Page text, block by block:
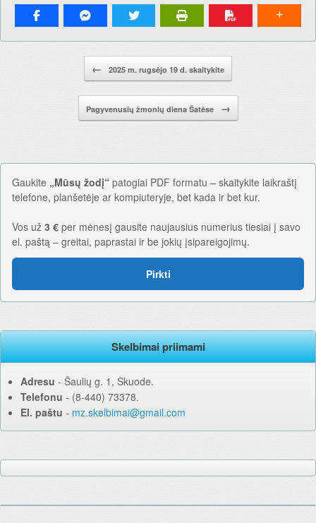
← 2025 m. rugsėjo 19 d. skaitykite
Pagyvenusių žmonių diena Šatėse →
Gaukite „Mūsų žodį“ patogiai PDF formatu – skaitykite laikraštį
telefone, planšetėje ar kompiuteryje, bet kada ir bet kur.
Vos už 3 € per mėnesį gausite naujausius numerius tiesiai į savo
el. paštą – greitai, paprastai ir be jokių įsipareigojimų.
Pirkti
Skelbimai priimami
Adresu ‐ Šaulių g. 1, Skuode.
Telefonu ‐ (8-440) 73378.
El. paštu ‐ mz.skelbimai@gmail.com